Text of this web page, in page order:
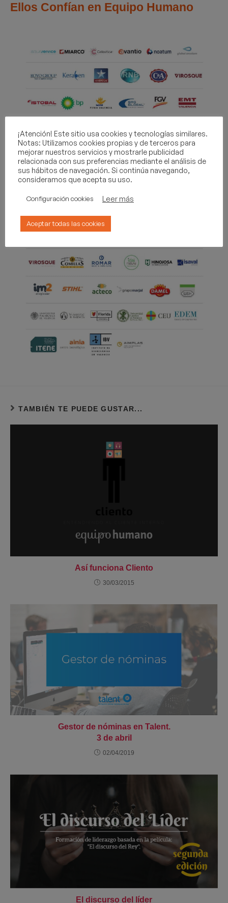
Ellos Confían en Equipo Humano
TAMBIÉN TE PUEDE GUSTAR...
Así funciona Cliento
30/03/2015
Gestor de nóminas en Talent.
3 de abril
02/04/2019
El discurso del líder
¡Atención! Este sitio usa cookies y tecnologías similares.
Notas: Utilizamos cookies propias y de terceros para
mejorar nuestros servicios y mostrarle publicidad
relacionada con sus preferencias mediante el análisis de
sus hábitos de navegación. Si continúa navegando,
consideramos que acepta su uso.
Configuración cookies Leer más
Aceptar todas las cookies